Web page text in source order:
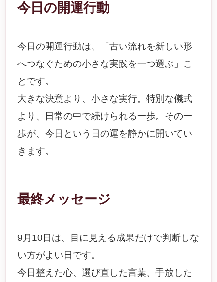
今日の開運行動
今日の開運行動は、「古い流れを新しい形
へつなぐための小さな実践を一つ選ぶ」こ
とです。
大きな決意より、小さな実行。特別な儀式
より、日常の中で続けられる一歩。その一
歩が、今日という日の運を静かに開いてい
きます。
最終メッセージ
9月10日は、目に見える成果だけで判断しな
い方がよい日です。
今日整えた心、選び直した言葉、手放した